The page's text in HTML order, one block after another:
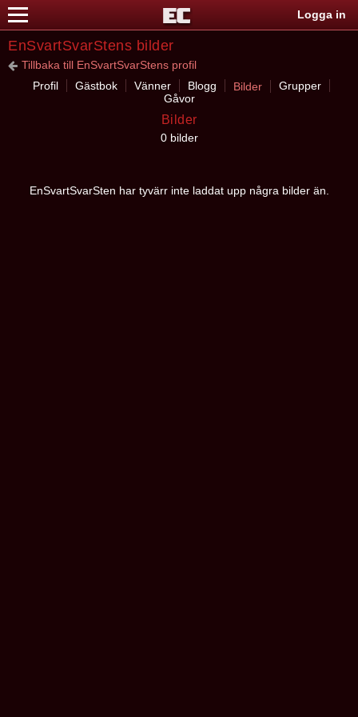
Logga in
EnSvartSvarStens bilder
Tillbaka till EnSvartSvarStens profil
Profil
Gästbok Vänner Blogg Bilder
Grupper
Gåvor
Bilder
0 bilder
EnSvartSvarSten har tyvärr inte laddat upp några bilder än.